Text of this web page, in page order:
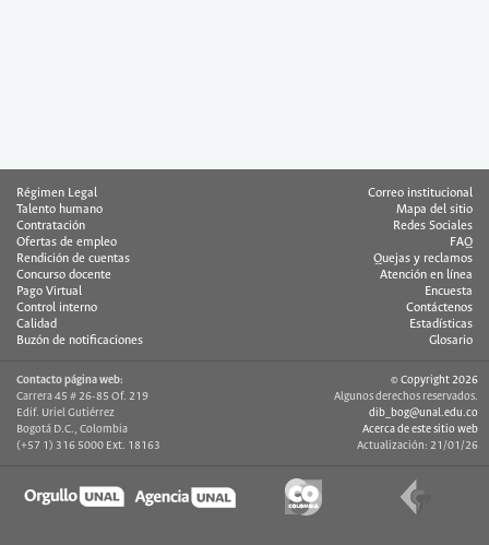
Régimen Legal
Talento humano
Contratación
Ofertas de empleo
Rendición de cuentas
Concurso docente
Pago Virtual
Control interno
Calidad
Buzón de notificaciones
Correo institucional
Mapa del sitio
Redes Sociales
FAQ
Quejas y reclamos
Atención en línea
Encuesta
Contáctenos
Estadísticas
Glosario
Contacto página web:
Carrera 45 # 26-85 Of. 219
Edif. Uriel Gutiérrez
Bogotá D.C., Colombia
(+57 1) 316 5000 Ext. 18163
© Copyright 2026
Algunos derechos reservados.
dib_bog@unal.edu.co
Acerca de este sitio web
Actualización: 21/01/26